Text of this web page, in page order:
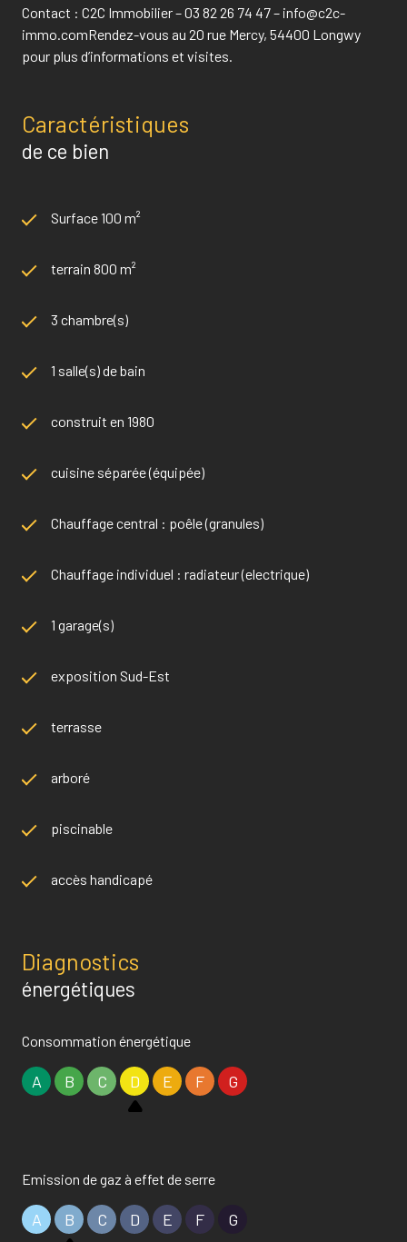
Contact : C2C Immobilier – 03 82 26 74 47 – info@c2c-
immo.comRendez-vous au 20 rue Mercy, 54400 Longwy
pour plus d’informations et visites.
Caractéristiques
de ce bien
Surface 100 m²
terrain 800 m²
3 chambre(s)
1 salle(s) de bain
construit en 1980
cuisine séparée (équipée)
Chauffage central : poêle (granules)
Chauffage individuel : radiateur (electrique)
1 garage(s)
exposition Sud-Est
terrasse
arboré
piscinable
accès handicapé
Diagnostics
énergétiques
Consommation énergétique
A B C D E F G
Emission de gaz à effet de serre
A B C D E F G